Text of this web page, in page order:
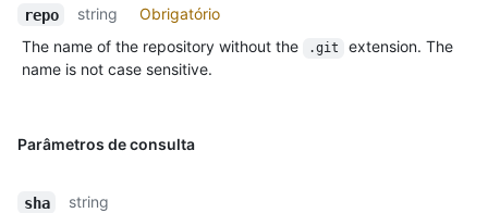
repo string
Obrigatório
The name of the repository without the
.git
extension. The
name is not case sensitive.
Parâmetros de consulta
sha
string